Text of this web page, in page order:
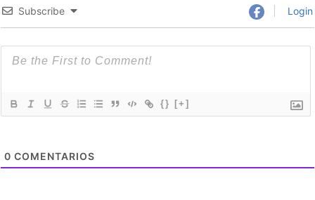
Subscribe Login
{} [+]
0 COMENTARIOS